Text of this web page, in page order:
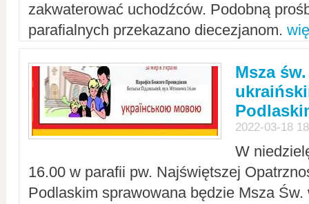
zakwaterować uchodźców. Podobną
parafialnych przekazano diecezjanom.
Msza
2022-03-18
W
16.00 w parafii pw. Najświętszej
Podlaskim sprawowana będzie Msza Św.